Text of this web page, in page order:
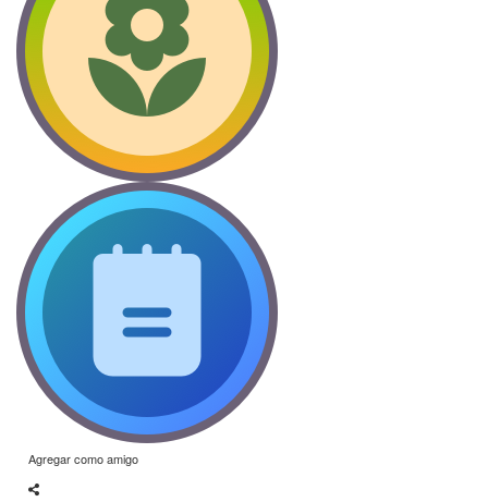
Agregar como amigo